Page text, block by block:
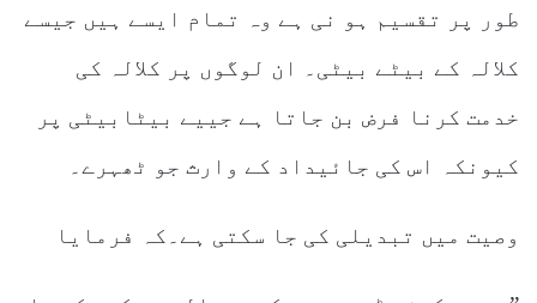
طور پر تقسیم ہو نی ہے وہ تمام ایسے ہیں جیسے
کلالہ کے بیٹے بیٹی۔ ان لوگوں پر کلالہ کی
خدمت کرنا فرض بن جاتا ہے جییے بیٹابیٹی پر
کیونکہ اس کی جائیداد کے وارث جو ٹھہرے۔
وصیت میں تبدیلی کی جا سکتی ہے۔کہ فرمایا